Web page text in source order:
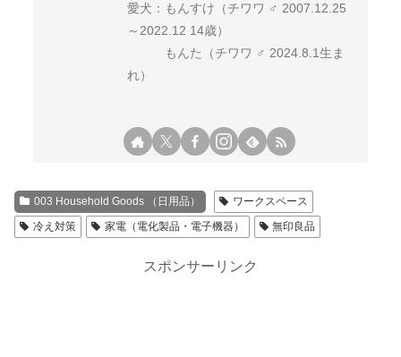
愛犬：もんすけ（チワワ ♂ 2007.12.25
～2022.12 14歳）
もんた（チワワ ♂ 2024.8.1生ま
れ）
003 Household Goods （日用品）
ワークスペース
冷え対策
家電（電化製品・電子機器） 無印良品
スポンサーリンク